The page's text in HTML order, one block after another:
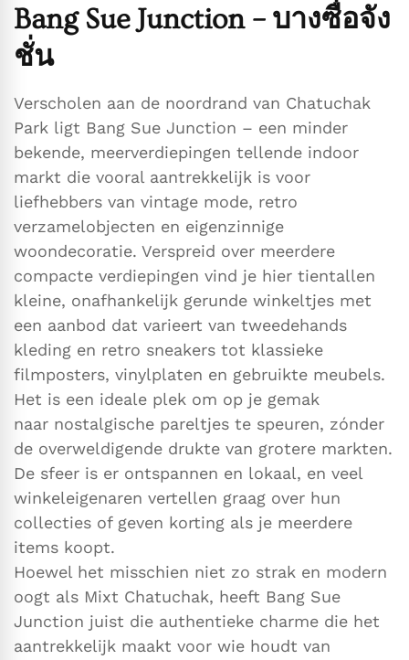
Bang Sue Junction – บางซื่อจัง
ชั่น
Verscholen aan de noordrand van Chatuchak
Park ligt Bang Sue Junction – een minder
bekende, meerverdiepingen tellende indoor
markt die vooral aantrekkelijk is voor
liefhebbers van vintage mode, retro
verzamelobjecten en eigenzinnige
woondecoratie. Verspreid over meerdere
compacte verdiepingen vind je hier tientallen
kleine, onafhankelijk gerunde winkeltjes met
een aanbod dat varieert van tweedehands
kleding en retro sneakers tot klassieke
filmposters, vinylplaten en gebruikte meubels.
Het is een ideale plek om op je gemak
naar nostalgische pareltjes te speuren, zónder
de overweldigende drukte van grotere markten.
De sfeer is er ontspannen en lokaal, en veel
winkeleigenaren vertellen graag over hun
collecties of geven korting als je meerdere
items koopt.
Hoewel het misschien niet zo strak en modern
oogt als Mixt Chatuchak, heeft Bang Sue
Junction juist die authentieke charme die het
aantrekkelijk maakt voor wie houdt van